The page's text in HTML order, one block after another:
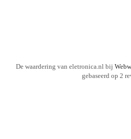
De waardering van eletronica.nl bij
gebaseerd op 2